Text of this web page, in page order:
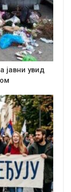
јавни увид